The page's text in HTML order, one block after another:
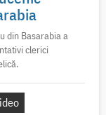
din Basarabia a
clerici